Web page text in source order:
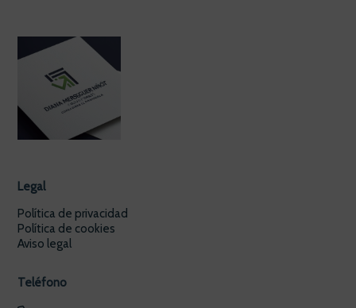
Legal
Política de privacidad
Política de cookies
Aviso legal
Teléfono